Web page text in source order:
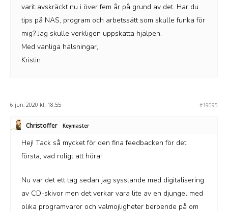
varit avskräckt nu i över fem år på grund av det. Har du
tips på NAS, program och arbetssätt som skulle funka för
mig? Jag skulle verkligen uppskatta hjälpen.
Med vänliga hälsningar,
Kristin
6 jun, 2020 kl. 18:55 #19095
Christoffer Keymaster
Hej! Tack så mycket för den fina feedbacken för det
första, vad roligt att höra!
Nu var det ett tag sedan jag sysslande med digitalisering
av CD-skivor men det verkar vara lite av en djungel med
olika programvaror och valmöjligheter beroende på om